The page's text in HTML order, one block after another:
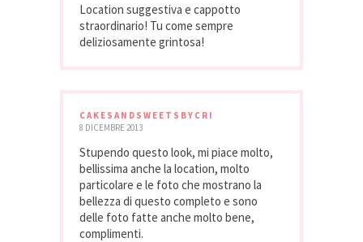
Location suggestiva e cappotto
straordinario! Tu come sempre
deliziosamente grintosa!
CAKESANDSWEETSBYCRI
8 DICEMBRE 2013
Stupendo questo look, mi piace molto,
bellissima anche la location, molto
particolare e le foto che mostrano la
bellezza di questo completo e sono
delle foto fatte anche molto bene,
complimenti.